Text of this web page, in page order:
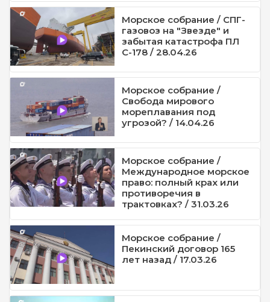
Морское собрание / СПГ-
газовоз на "Звезде" и
забытая катастрофа ПЛ
С-178 / 28.04.26
Морское собрание /
Свобода мирового
мореплавания под
угрозой? / 14.04.26
Морское собрание /
Международное морское
право: полный крах или
противоречия в
трактовках? / 31.03.26
Морское собрание /
Пекинский договор 165
лет назад / 17.03.26